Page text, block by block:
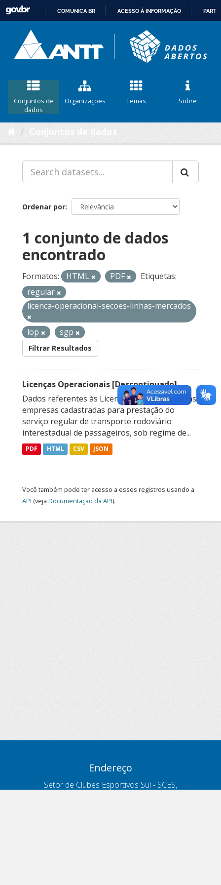
CONTEÚDO
COMUNICA BR ACESSO À INFORMAÇÃO
Conjuntos de
dados
Organizações Temas Sobre
Ordenar por
1 conjunto de dados
encontrado
Formatos: HTML PDF
Etiquetas:
regular
licenca-operacional-secoes-linhas-mercados
lop sgp
Filtrar Resultados
Licenças Operacionais [Descontinuado]
Dados referentes às Licenças Operacionais das
empresas cadastradas para prestação do
serviço regular de transporte rodoviário
interestadual de passageiros, sob regime de...
PDF HTML CSV JSON
Você também pode ter acesso a esses registros usando a
API (veja Documentação da API).
Endereço
Setor de Clubes Esportivos Sul - SCES,